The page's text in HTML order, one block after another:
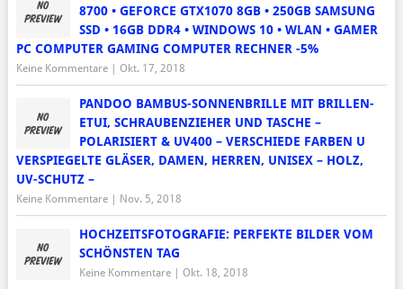
8700 • GEFORCE GTX1070 8GB • 250GB SAMSUNG
SSD • 16GB DDR4 • WINDOWS 10 • WLAN • GAMER
PC COMPUTER GAMING COMPUTER RECHNER -5%
Keine Kommentare| Okt. 17, 2018
PANDOO BAMBUS-SONNENBRILLE MIT BRILLEN-
ETUI, SCHRAUBENZIEHER UND TASCHE –
POLARISIERT & UV400 – VERSCHIEDE FARBEN U
VERSPIEGELTE GLÄSER, DAMEN, HERREN, UNISEX – HOLZ,
UV-SCHUTZ –
Keine Kommentare| Nov. 5, 2018
HOCHZEITSFOTOGRAFIE: PERFEKTE BILDER VOM
SCHÖNSTEN TAG
Keine Kommentare| Okt. 18, 2018